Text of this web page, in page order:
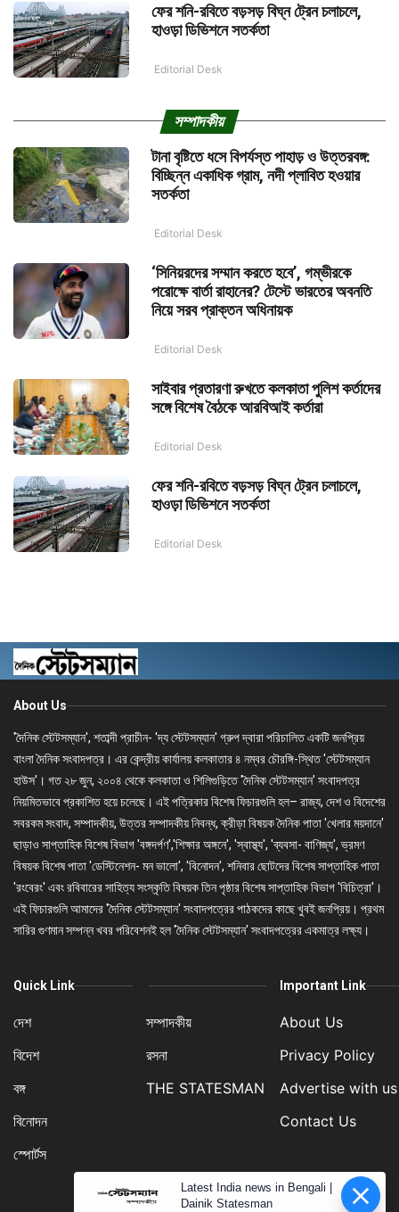
ফের শনি-রবিতে বড়সড় বিঘ্ন ট্রেন চলাচলে,
হাওড়া ডিভিশনে সতর্কতা
Editorial Desk
সম্পাদকীয়
টানা বৃষ্টিতে ধসে বিপর্যস্ত পাহাড় ও উত্তরবঙ্গ:
বিচ্ছিন্ন একাধিক গ্রাম, নদী প্লাবিত হওয়ার
সতর্কতা
Editorial Desk
‘সিনিয়রদের সম্মান করতে হবে’, গম্ভীরকে
পরোক্ষে বার্তা রাহানের? টেস্টে ভারতের অবনতি
নিয়ে সরব প্রাক্তন অধিনায়ক
Editorial Desk
সাইবার প্রতারণা রুখতে কলকাতা পুলিশ কর্তাদের
সঙ্গে বিশেষ বৈঠকে আরবিআই কর্তারা
Editorial Desk
ফের শনি-রবিতে বড়সড় বিঘ্ন ট্রেন চলাচলে,
হাওড়া ডিভিশনে সতর্কতা
Editorial Desk
About Us
'দৈনিক স্টেটসম্যান', শতাব্দী প্রাচীন- 'দ্য স্টেটসম্যান' গ্রুপ দ্বারা পরিচালিত একটি জনপ্রিয়
বাংলা দৈনিক সংবাদপত্র। এর কেন্দ্রীয় কার্যালয় কলকাতার ৪ নম্বর চৌরঙ্গি-স্থিত 'স্টেটসম্যান
হাউস'। গত ২৮ জুন, ২০০৪ থেকে কলকাতা ও শিলিগুড়িতে 'দৈনিক স্টেটসম্যান' সংবাদপত্র
নিয়মিতভাবে প্রকাশিত হয়ে চলেছে। এই পত্রিকার বিশেষ ফিচারগুলি হল– রাজ্য, দেশ ও বিদেশের
সবরকম সংবাদ, সম্পাদকীয়, উত্তর সম্পাদকীয় নিবন্ধ, ক্রীড়া বিষয়ক দৈনিক পাতা 'খেলার ময়দানে'
ছাড়াও সাপ্তাহিক বিশেষ বিভাগ 'বঙ্গদর্পণ','শিক্ষার অঙ্গনে', 'স্বাস্থ্য', 'ব্যবসা- বাণিজ্য', ভ্রমণ
বিষয়ক বিশেষ পাতা 'ডেস্টিনেশন- মন ভালো', 'বিনোদন', শনিবার ছোটদের বিশেষ সাপ্তাহিক পাতা
'রংবেরং' এবং রবিবারের সাহিত্য সংস্কৃতি বিষয়ক তিন পৃষ্ঠার বিশেষ সাপ্তাহিক বিভাগ 'বিচিত্রা'।
এই ফিচারগুলি আমাদের 'দৈনিক স্টেটসম্যান' সংবাদপত্রের পাঠকদের কাছে খুবই জনপ্রিয়। প্রথম
সারির গুণমান সম্পন্ন খবর পরিবেশনই হল 'দৈনিক স্টেটসম্যান' সংবাদপত্রের একমাত্র লক্ষ্য।
Quick Link
দেশ
বিদেশ
বঙ্গ
বিনোদন
স্পোর্টস
সম্পাদকীয়
রসনা
THE STATESMAN
Important Link
About Us
Privacy Policy
Advertise with us
Contact Us
Latest India news in Bengali |
Dainik Statesman